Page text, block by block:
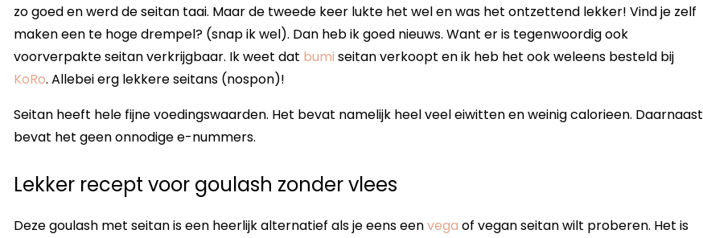
zo goed en werd de seitan taai. Maar de tweede keer lukte het wel en was het ontzettend lekker! Vind je zelf
maken een te hoge drempel? (snap ik wel). Dan heb ik goed nieuws. Want er is tegenwoordig ook
voorverpakte seitan verkrijgbaar. Ik weet dat bumi seitan verkoopt en ik heb het ook weleens besteld bij
KoRo. Allebei erg lekkere seitans (nospon)!
Seitan heeft hele fijne voedingswaarden. Het bevat namelijk heel veel eiwitten en weinig calorieen. Daarnaast
bevat het geen onnodige e-nummers.
Lekker recept voor goulash zonder vlees
Deze goulash met seitan is een heerlijk alternatief als je eens eenvega of vegan seitan wilt proberen. Het is